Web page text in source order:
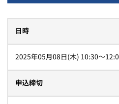
日時
2025年05月08日(木) 10:30〜
申込締切